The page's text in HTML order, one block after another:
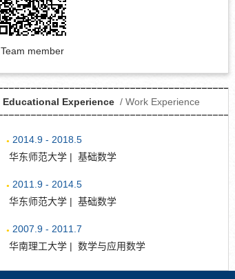
Team member
Educational Experience / Work Experience
2014.9 - 2018.5
华东师范大学 | 基础数学
2011.9 - 2014.5
华东师范大学 | 基础数学
2007.9 - 2011.7
华南理工大学 | 数学与应用数学